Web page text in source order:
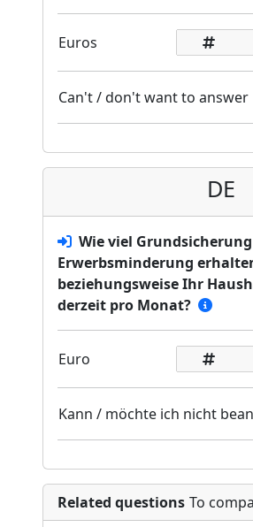
Euros
Can't / don't want to answer
DE
Wie viel
Erwerbsminderung
beziehungsweise Ihr
derzeit pro Monat?
Euro
Kann / möchte ich nicht
Related questions To